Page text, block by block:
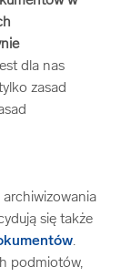
dla nas
zasad
archiwizowania
się także
.
podmiotów,